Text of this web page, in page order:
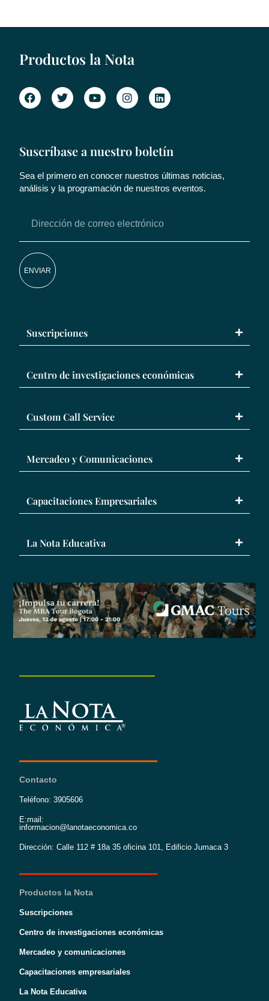
Productos la Nota
Suscríbase a nuestro boletín
Sea el primero en conocer nuestros últimas noticias,
análisis y la programación de nuestros eventos.
ENVIAR
Suscripciones
Centro de investigaciones económicas
Custom Call Service
Mercadeo y Comunicaciones
Capacitaciones Empresariales
La Nota Educativa
Contacto
Teléfono: 3905606
E:mail:
informacion@lanotaeconomica.co
Dirección: Calle 112 # 18a 35 oficina 101, Edificio Jumaca 3
Productos la Nota
Suscripciones
Centro de investigaciones económicas
Mercadeo y comunicaciones
Capacitaciones empresariales
La Nota Educativa